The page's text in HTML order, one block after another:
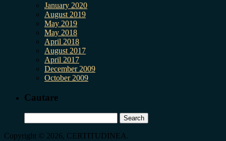
January 2020
August 2019
May 2019
May 2018
April 2018
August 2017
April 2017
December 2009
October 2009
Cautare
for:
Copyright © 2026, CERTITUDINEA.